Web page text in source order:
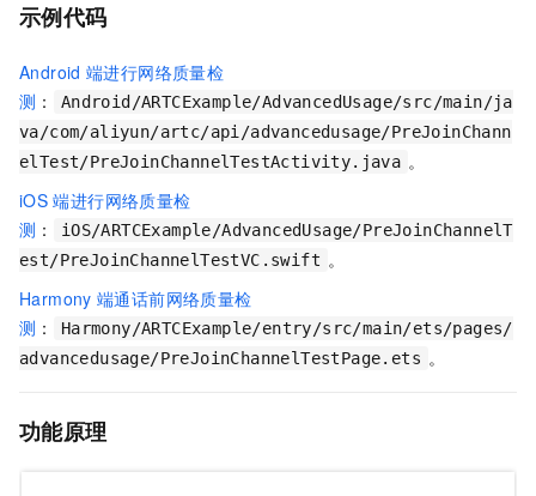
示例代码
Android 端进行网络质量检
测 ：
Android/ARTCExample/AdvancedUsage/src/main/ja
va/com/aliyun/artc/api/advancedusage/PreJoinChann
elTest/PreJoinChannelTestActivity.java 。
iOS 端进行网络质量检
测 ：
iOS/ARTCExample/AdvancedUsage/PreJoinChannelT
est/PreJoinChannelTestVC.swift 。
Harmony 端通话前网络质量检
测 ：
Harmony/ARTCExample/entry/src/main/ets/pages/
advancedusage/PreJoinChannelTestPage.ets 。
功能原理